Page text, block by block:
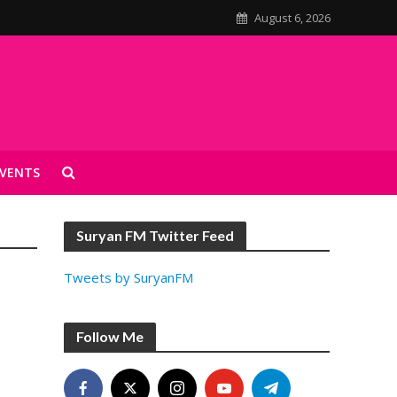
August 6, 2026
Suryan FM Twitter Feed
Tweets by SuryanFM
Follow Me